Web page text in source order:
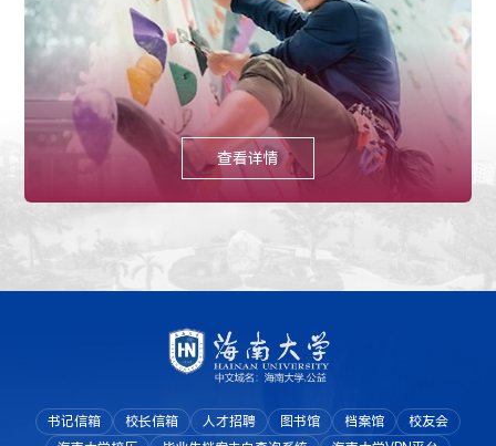
查看详情
书记信箱 校长信箱 人才招聘 图书馆 档案馆
校友会